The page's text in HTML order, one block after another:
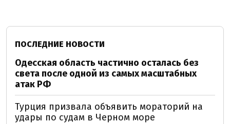
ПОСЛЕДНИЕ НОВОСТИ
Одесская область частично осталась без
света после одной из самых масштабных
атак РФ
Турция призвала объявить мораторий на
удары по судам в Черном море